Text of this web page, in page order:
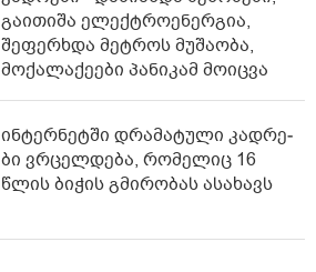
გაითიშა ელექტროენერგია,
შეფერხდა მეტროს მუშაობა,
მოქალაქეები პანიკამ მოიცვა
ინ­ტერ­ნეტ­ში დრა­მა­ტუ­ლი კად­რე­
ბი ვრცელდება, რომელიც 16
წლის ბიჭის გმირობას ასახავს